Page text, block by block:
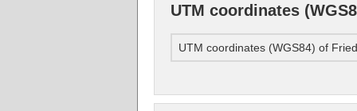
UTM coordinates
UTM coordinates (WGS84) of